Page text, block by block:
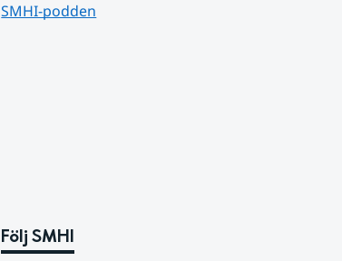
SMHI-podden
Följ SMHI